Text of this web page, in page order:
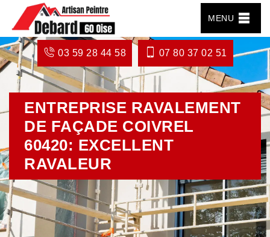
MENU
03 59 28 44 58 07 80 37 02 51
ENTREPRISE RAVALEMENT
DE FAÇADE COIVREL
60420: EXCELLENT
RAVALEUR